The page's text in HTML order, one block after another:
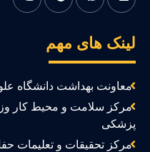
های مهم
معاونت بهداشت دانشگاه
مرکز سلامت و محیط کار
مرکز تحقیقات و تعلیمات